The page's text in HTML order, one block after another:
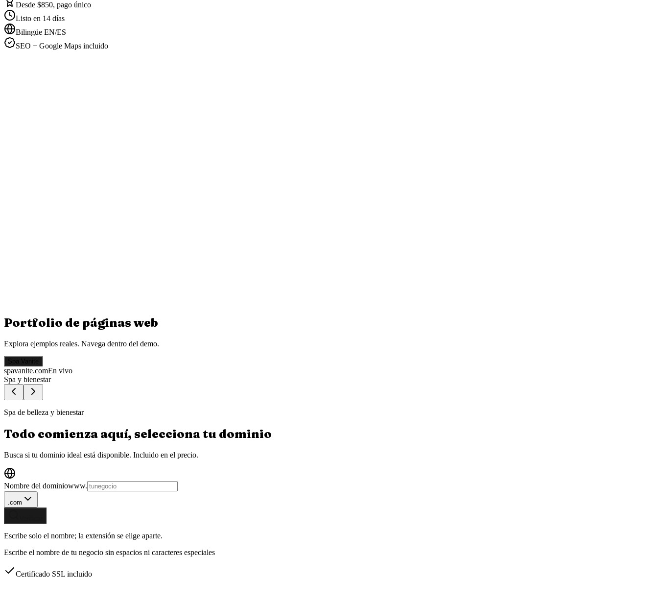
Desde $850, pago único
Listo en 14 días
Bilingüe EN/ES
SEO + Google Maps incluido
Portfolio de páginas web
Explora ejemplos reales. Navega dentro del demo.
Spa Vanite
spavanite.comEn vivo
Spa y bienestar
Spa de belleza y bienestar
Todo comienza aquí, selecciona tu dominio
Busca si tu dominio ideal está disponible. Incluido en el precio.
Nombre del dominiowww.
.com
Escribe solo el nombre; la extensión se elige aparte.
Escribe el nombre de tu negocio sin espacios ni caracteres especiales
Certificado SSL incluido